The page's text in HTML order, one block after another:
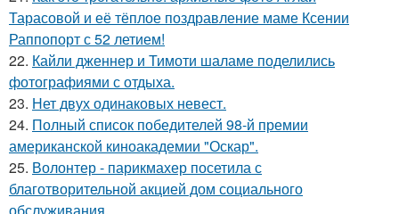
Тарасовой и её тёплое поздравление маме Ксении
Раппопорт с 52 летием!
22. Кайли дженнер и Тимоти шаламе поделились
фотографиями с отдыха.
23. Нет двух одинаковых невест.
24. Полный список победителей 98-й премии
американской киноакадемии "Оскар".
25. Волонтер - парикмахер посетила с
благотворительной акцией дом социального
обслуживания.